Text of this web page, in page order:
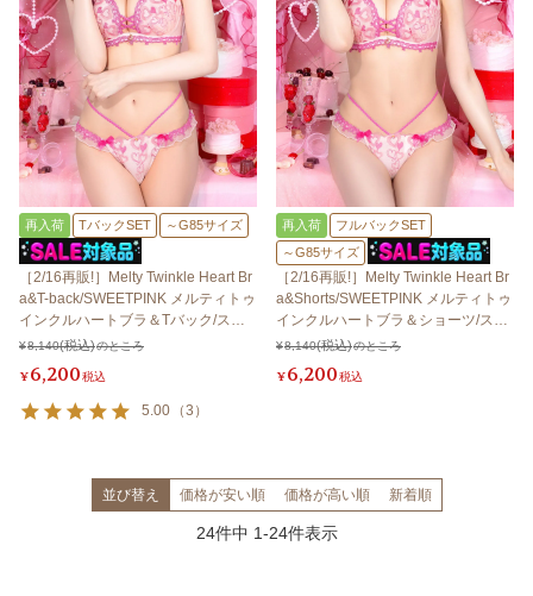
再入荷 TバックSET ～G85サイズ
［2/16再販!］Melty Twinkle Heart Br
a&T-back/SWEETPINK メルティトゥ
インクルハートブラ＆Tバック/スイ
ートピンク 【LB5500】
¥8,140 のところ
¥6,200税込
5.00 （3 ）
再入荷
フルバックSET
～G85サイズ
［2/16再販!］Melty Twinkle Heart Br
a&Shorts/SWEETPINK メルティトゥ
インクルハートブラ＆ショーツ/スイ
ートピンク 【LB5500】
¥8,140 のところ
¥6,200税込
並び替え 価格が安い順 価格が高い順 新着順
24件中 1-24件表示